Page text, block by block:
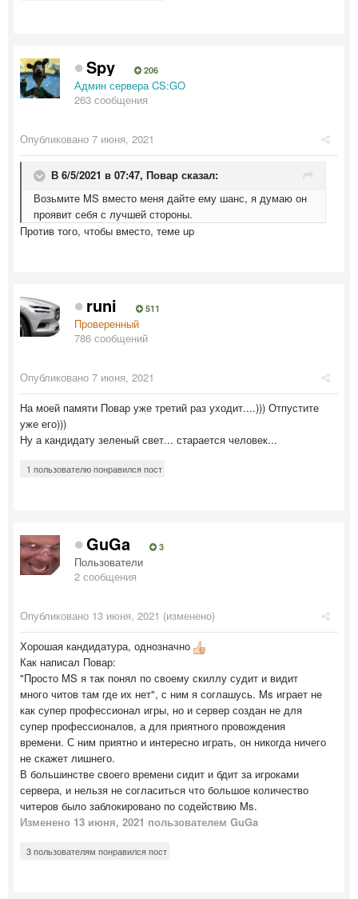
Spy 206
Админ сервера CS:GO
263 сообщения
Опубликовано 7 июня, 2021
В 6/5/2021 в 07:47, Повар сказал:
Возьмите MS вместо меня дайте ему шанс, я думаю он
проявит себя с лучшей стороны.
Против того, чтобы вместо, теме up
runi 511
Проверенный
786 сообщений
Опубликовано 7 июня, 2021
На моей памяти Повар уже третий раз уходит....))) Отпустите
уже его)))
Ну а кандидату зеленый свет... старается человек...
1 пользователю понравился пост
GuGa 3
Пользователи
2 сообщения
Опубликовано 13 июня, 2021 (изменено)
Хорошая кандидатура, однозначно
Как написал Повар:
"Просто MS я так понял по своему скиллу судит и видит
много читов там где их нет", с ним я соглашусь. Ms играет не
как супер профессионал игры, но и сервер создан не для
супер профессионалов, а для приятного провождения
времени. С ним приятно и интересно играть, он никогда ничего
не скажет лишнего.
В большинстве своего времени сидит и бдит за игроками
сервера, и нельзя не согласиться что большое количество
читеров было заблокировано по содействию Ms.
Изменено 13 июня, 2021 пользователем GuGa
3 пользователям понравился пост